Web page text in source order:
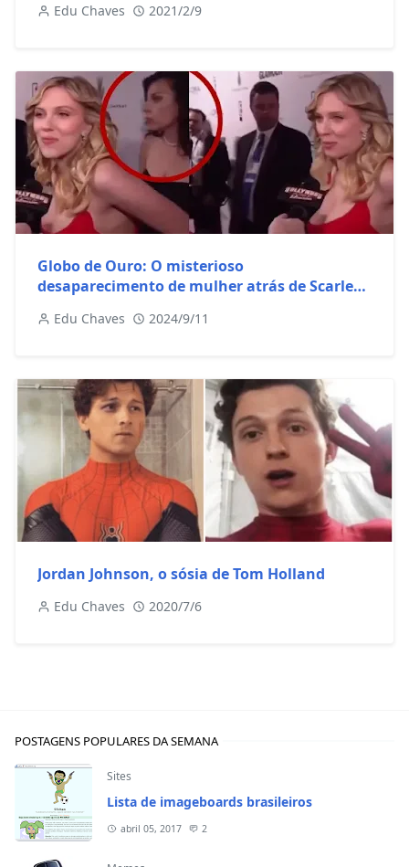
Edu Chaves 2021/2/9
Globo de Ouro: O misterioso
desaparecimento de mulher atrás de Scarlett
Edu Chaves 2024/9/11
Jordan Johnson, o sósia de Tom Holland
Edu Chaves 2020/7/6
POSTAGENS POPULARES DA SEMANA
Sites
Lista de imageboards brasileiros
abril 05, 2017 2